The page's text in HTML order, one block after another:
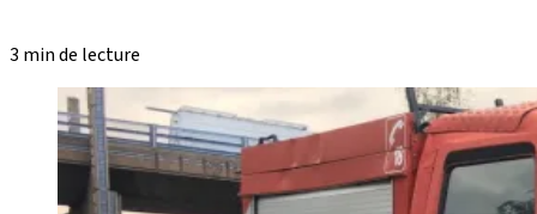
3 min de lecture